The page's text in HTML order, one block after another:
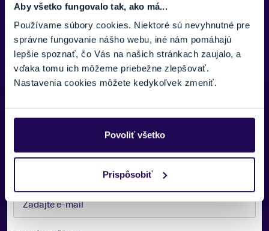
Aby všetko fungovalo tak, ako má...
Používame súbory cookies. Niektoré sú nevyhnutné pre
správne fungovanie nášho webu, iné nám pomáhajú
lepšie spoznať, čo Vás na našich stránkach zaujalo, a
vďaka tomu ich môžeme priebežne zlepšovať.
Nastavenia cookies môžete kedykoľvek zmeniť.
Povoliť všetko
Prispôsobiť
Potrebujete viac informácii? Sme tu
pre vás.